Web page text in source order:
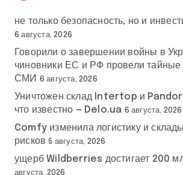
не только безопасность, но и
6 августа, 2026
Говорили о завершении войны в
чиновники ЕС и РФ провели тайные
СМИ
6 августа, 2026
Уничтожен склад Intertop и
что известно — Delo.ua 6 августа, 2026
Comfy изменила логистику и
рисков 5 августа, 2026
ущерб Wildberries достигает 200
августа, 2026